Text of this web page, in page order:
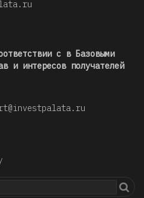
с в Базовыми
и интересов получателей